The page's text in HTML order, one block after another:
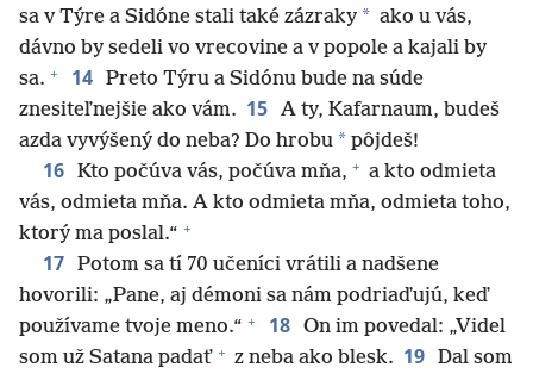
sa v Týre a Sidóne stali také zázraky * ako u vás,
dávno by sedeli vo vrecovine a v popole a kajali by
sa. + 14 Preto Týru a Sidónu bude na súde
znesiteľnejšie ako vám. 15 A ty, Kafarnaum, budeš
azda vyvýšený do neba? Do hrobu * pôjdeš!
16 Kto počúva vás, počúva mňa, + a kto odmieta
vás, odmieta mňa. A kto odmieta mňa, odmieta toho,
ktorý ma poslal.“ +
17 Potom sa tí 70 učeníci vrátili a nadšene
hovorili: „Pane, aj démoni sa nám podriaďujú, keď
používame tvoje meno.“ + 18 On im povedal: „Videl
som už Satana padať + z neba ako blesk. 19 Dal som